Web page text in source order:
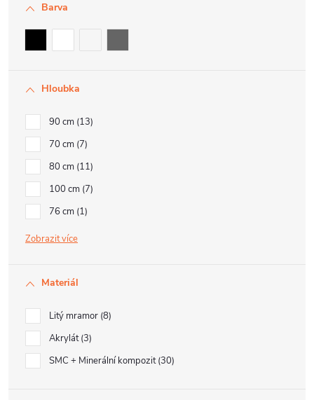
Barva
Hloubka
90 cm 13
70 cm 7
80 cm 11
100 cm 7
76 cm 1
Zobrazit
Materiál
Litý mramor 8
Akrylát 3
SMC + Minerální kompozit 30